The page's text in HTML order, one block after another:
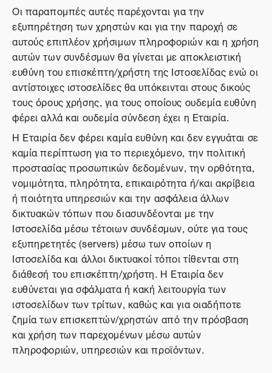
Οι παραπομπές αυτές παρέχονται για την
εξυπηρέτηση των χρηστών και για την παροχή σε
αυτούς επιπλέον χρήσιμων πληροφοριών και η χρήση
αυτών των συνδέσμων θα γίνεται με αποκλειστική
ευθύνη του επισκέπτη/χρήστη της Ιστοσελίδας ενώ οι
αντίστοιχες ιστοσελίδες θα υπόκεινται στους δικούς
τους όρους χρήσης, για τους οποίους ουδεμία ευθύνη
φέρει αλλά και ουδεμία σύνδεση έχει η Εταιρία.
Η Εταιρία δεν φέρει καμία ευθύνη και δεν εγγυάται σε
καμία περίπτωση για το περιεχόμενο, την πολιτική
προστασίας προσωπικών δεδομένων, την ορθότητα,
νομιμότητα, πληρότητα, επικαιρότητα ή/και ακρίβεια
ή ποιότητα υπηρεσιών και την ασφάλεια άλλων
δικτυακών τόπων που διασυνδέονται με την
Ιστοσελίδα μέσω τέτοιων συνδέσμων, ούτε για τους
εξυπηρετητές (servers) μέσω των οποίων η
Ιστοσελίδα και άλλοι δικτυακοί τόποι τίθενται στη
διάθεσή του επισκέπτη/χρήστη. Η Εταιρία δεν
ευθύνεται για σφάλματα ή κακή λειτουργία των
ιστοσελίδων των τρίτων, καθώς και για οιαδήποτε
ζημία των επισκεπτών/χρηστών από την πρόσβαση
και χρήση των παρεχομένων μέσω αυτών
πληροφοριών, υπηρεσιών και προϊόντων.